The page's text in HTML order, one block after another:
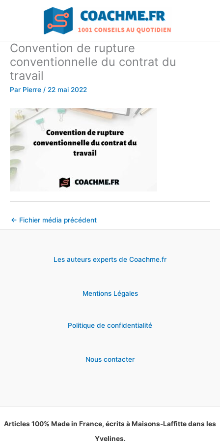
Convention de rupture
conventionnelle du contrat du
travail
Par Pierre / 22 mai 2022
← Fichier média précédent
Les auteurs experts de Coachme.fr
Mentions Légales
Politique de confidentialité
Nous contacter
Articles 100% Made in France, écrits à Maisons-Laffitte dans les
Yvelines.